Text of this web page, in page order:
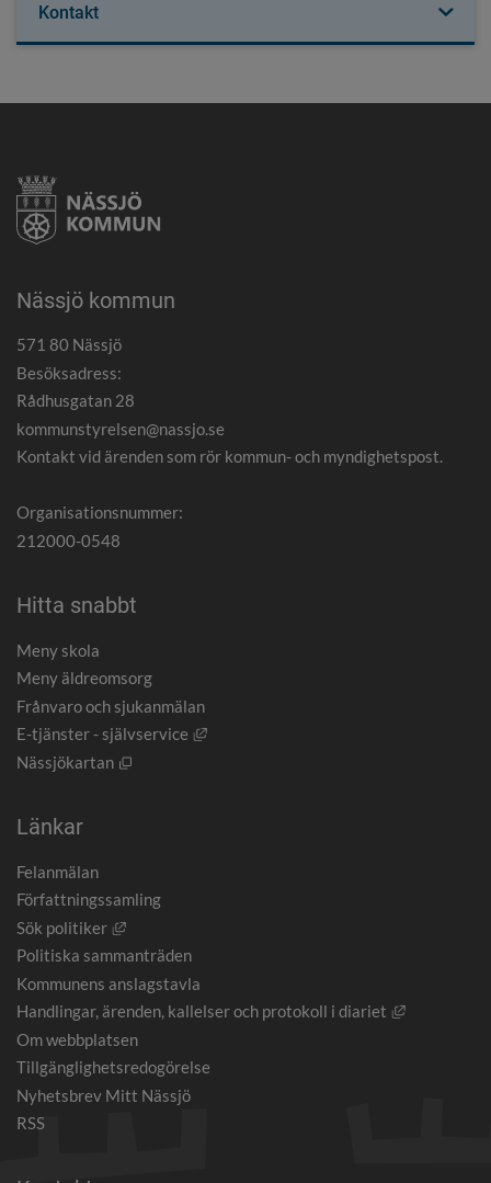
Kontakt
Nässjö kommun
571 80 Nässjö
Besöksadress:
Rådhusgatan 28
kommunstyrelsen@nassjo.se
Kontakt vid ärenden som rör kommun- och myndighetspost.
Organisationsnummer:
212000-0548
Hitta snabbt
Meny skola
Meny äldreomsorg
Frånvaro och sjukanmälan
E-tjänster - självservice
Länk till annan webbplats, öppnas i
Nässjökartan
Öppnas i nytt fönster.
Länkar
Felanmälan
Författningssamling
Sök politiker
Länk till annan webbplats, öppnas i nytt fönster.
Politiska sammanträden
Kommunens anslagstavla
Handlingar, ärenden, kallelser och protokoll i diariet
Länk till
Om webbplatsen
Tillgänglighetsredogörelse
Nyhetsbrev Mitt Nässjö
RSS